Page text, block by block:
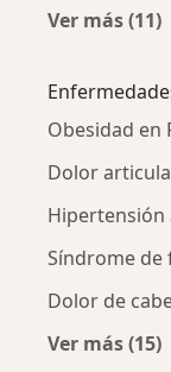
Ver más (11)
Obesidad en
Dolor
Hipertensión
Síndrome de
Dolor de
Ver más (15)